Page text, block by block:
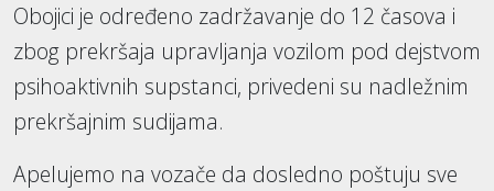
Obojici je određeno zadržavanje do 12 časova i
zbog prekršaja upravljanja vozilom pod dejstvom
psihoaktivnih supstanci, privedeni su nadležnim
prekršajnim sudijama.
Apelujemo na vozače da dosledno poštuju sve